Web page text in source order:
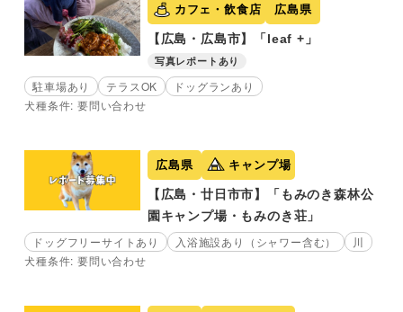
カフェ・飲食店 広島県
【広島・広島市】「leaf +」
写真レポートあり
駐車場あり テラスOK
ドッグランあり
犬種条件: 要問い合わせ
広島県 キャンプ場
【広島・廿日市市】「もみのき森林公
園キャンプ場・もみのき荘」
ドッグフリーサイトあり 入浴施設あり（シャワー含む）
川
犬種条件: 要問い合わせ